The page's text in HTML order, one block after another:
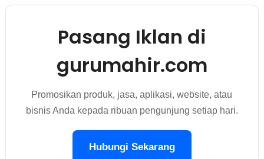
Pasang Iklan di
gurumahir.com
Promosikan produk, jasa, aplikasi, website, atau
bisnis Anda kepada ribuan pengunjung setiap hari.
Hubungi Sekarang